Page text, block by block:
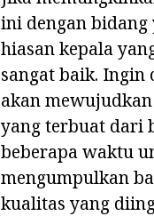
ini dengan bidang
hiasan kepala
sangat baik. Ingin
akan
yang terbuat dari
beberapa waktu
mengumpulkan
kualitas yang